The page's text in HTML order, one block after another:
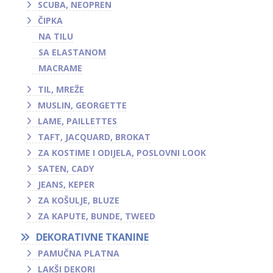
SCUBA, NEOPREN
ČIPKA
NA TILU
SA ELASTANOM
MACRAME
TIL, MREŽE
MUSLIN, GEORGETTE
LAME, PAILLETTES
TAFT, JACQUARD, BROKAT
ZA KOSTIME I ODIJELA, POSLOVNI LOOK
SATEN, CADY
JEANS, KEPER
ZA KOŠULJE, BLUZE
ZA KAPUTE, BUNDE, TWEED
DEKORATIVNE TKANINE
PAMUČNA PLATNA
LAKŠI DEKORI